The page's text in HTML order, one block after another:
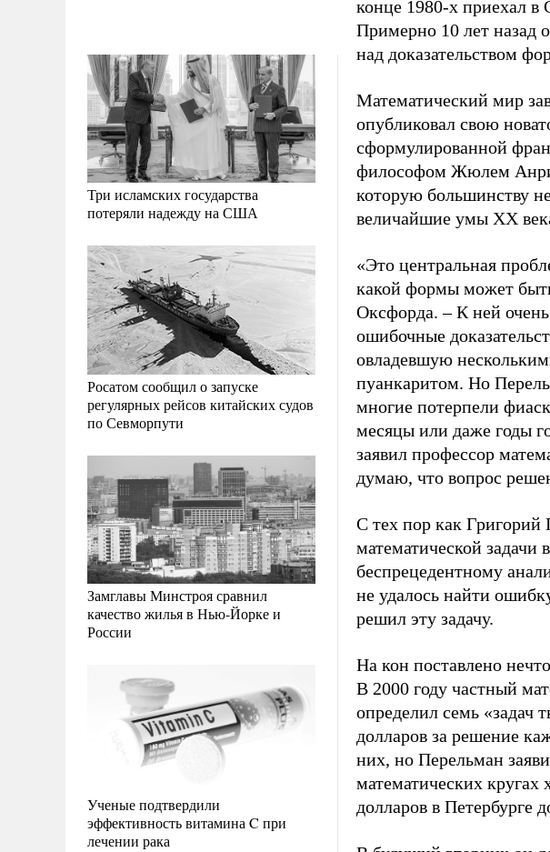
Три исламских государства
потеряли надежду на США
Росатом сообщил о запуске
регулярных рейсов китайских судов
по Севморпути
Замглавы Минстроя сравнил
качество жилья в Нью-Йорке и
России
Ученые подтвердили
эффективность витамина C при
лечении рака
конце 1980-х приехал в
Примерно 10 лет назад
над доказательством
Математический мир
опубликовал свою
сформулированной
философом Жюлем Анри
которую большинству
величайшие умы XX
«Это центральная
какой формы может
Оксфорда. – К ней
ошибочные
овладевшую
пуанкаритом. Но
многие потерпели
месяцы или даже годы
заявил профессор
думаю, что вопрос
С тех пор как Григорий
математической задачи
беспрецедентному
не удалось найти
решил эту задачу.
На кон поставлено
В 2000 году частный
определил семь «задач
долларов за решение
них, но Перельман
математических
долларов в Петербурге